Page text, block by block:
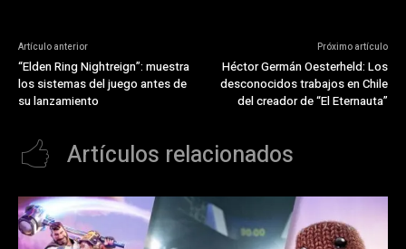
Artículo anterior
“Elden Ring Nightreign”: muestra
los sistemas del juego antes de
su lanzamiento
Próximo artículo
Héctor Germán Oesterheld: Los
desconocidos trabajos en Chile
del creador de “El Eternauta”
Artículos relacionados